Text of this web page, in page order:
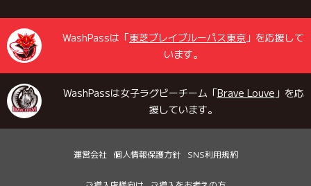
WashPassは「東芝ブレイブルーパス東京 」を応援して
います。
WashPassは女子ラグビーチーム「Brave Louve 」を応
援しています。
運営会社 個人情報保護方針 SNS利用規約